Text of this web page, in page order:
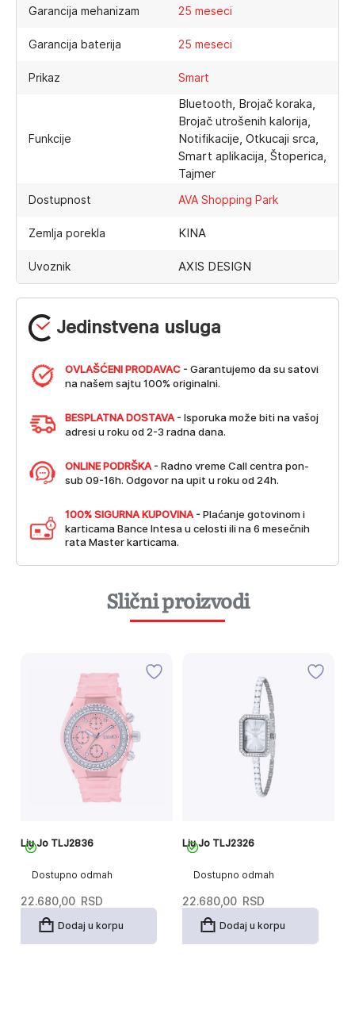
Jedinstvena usluga
OVLAŠĆENI PRODAVAC - Garantujemo da su satovi
na našem sajtu 100% originalni.
BESPLATNA DOSTAVA - Isporuka može biti na vašoj
adresi u roku od 2-3 radna dana.
ONLINE PODRŠKA - Radno vreme Call centra pon-
sub 09-16h. Odgovor na upit u roku od 24h.
100% SIGURNA KUPOVINA - Plaćanje gotovinom i
karticama Bance Intesa u celosti ili na 6 mesečnih
rata Master karticama.
Garancija mehanizam 25 meseci
Garancija baterija 25 meseci
Prikaz Smart
Funkcije
Bluetooth, Brojač koraka,
Brojač utrošenih kalorija,
Notifikacije, Otkucaji srca,
Smart aplikacija, Štoperica,
Tajmer
Dostupnost AVA Shopping Park
Zemlja porekla KINA
Uvoznik AXIS DESIGN
Slični proizvodi
Dostupno odmah
Liu Jo TLJ2836
22.680,00 RSD
Dodaj u korpu
Dostupno odmah
Liu Jo TLJ2326
22.680,00 RSD
Dodaj u korpu